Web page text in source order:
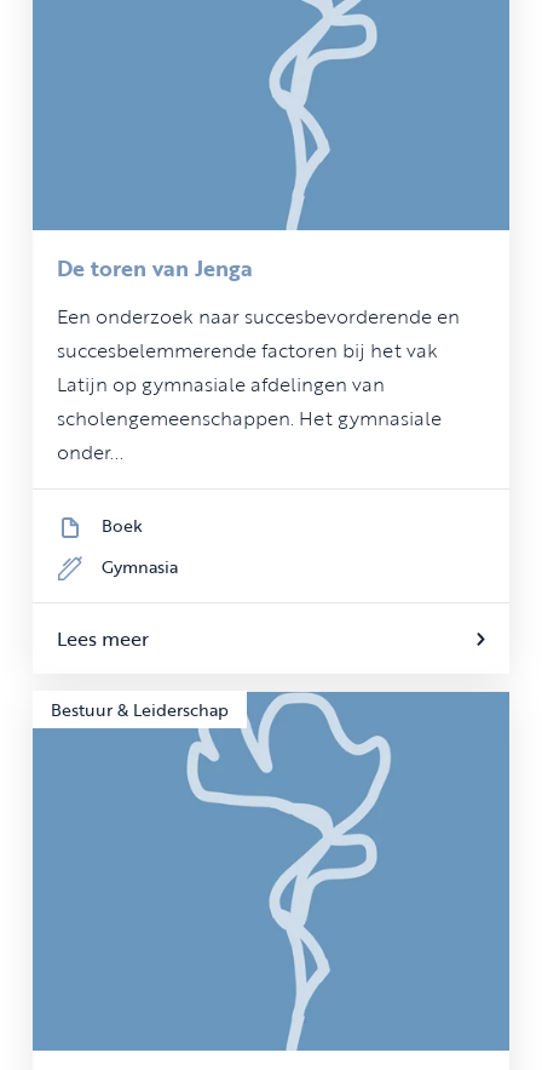
De toren van Jenga
Een onderzoek naar succesbevorderende en
succesbelemmerende factoren bij het vak
Latijn op gymnasiale afdelingen van
scholengemeenschappen. Het gymnasiale
onder...
Boek
Gymnasia
Lees meer
Bestuur & Leiderschap